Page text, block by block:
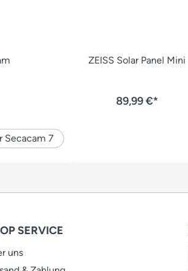
Secacam 7
ZEISS Solar Panel Mini
89,99 €*
SERVICE
uns